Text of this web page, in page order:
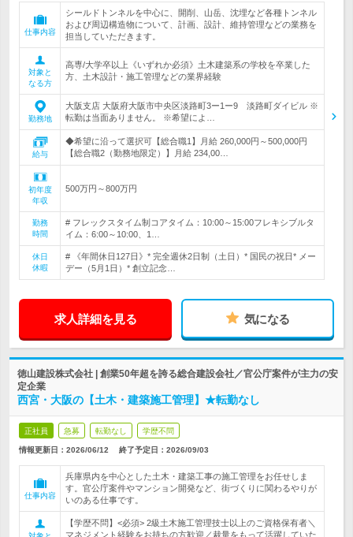
仕事内容
シールドトンネルを中心に、開削、山岳、沈埋など各種トンネル
および周辺構造物について、計画、設計、維持管理などの業務を
担当していただきます。
対象と
なる方
高専/大学卒以上《いずれか必須》土木建築系の学校を卒業した
方、土木設計・施工管理などの業界経験
勤務地
大阪支店 大阪府大阪市中央区淡路町3ー1ー9 淡路町ダイビル ※
転勤は当面ありません。 ※希望によ…
給与
◆希望に沿って選択可【総合職1】月給 260,000円～500,000円
【総合職2（勤務地限定）】月給 234,00…
初年度
年収
500万円～800万円
勤務
時間
# フレックスタイム制コアタイム：10:00～15:00フレキシブルタ
イム：6:00～10:00、1…
休日
休暇
# 《年間休日127日》* 完全週休2日制（土日）* 国民の祝日* メー
デー（5月1日）* 創立記念…
求人詳細を見る 気になる
徳山建設株式会社 | 創業50年超を誇る総合建設会社／官公庁案件が主力の安
定企業
西宮・大阪の【土木・建築施工管理】★転勤なし
正社員 急募 転勤なし 学歴不問
情報更新日：2026/06/12 終了予定日： 2026/09/03
仕事内容
兵庫県内を中心とした土木・建築工事の施工管理をお任せしま
す。官公庁案件やマンション開発など、街づくりに関わるやりが
いのある仕事です。
【学歴不問】<必須> 2級土木施工管理技士以上のご資格保有者＼
マネジメント経験をお持ちの方歓迎／裁量をもって活躍していた